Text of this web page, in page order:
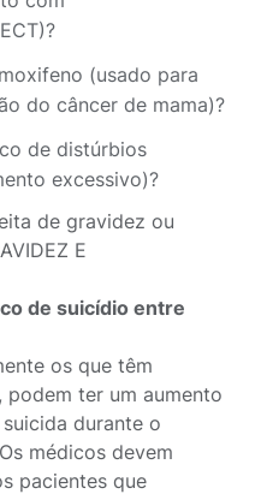
(usado para
do câncer de mama)?
de distúrbios
excessivo)?
de gravidez ou
E
de suicídio entre
os que têm
ter um aumento
durante o
médicos devem
pacientes que